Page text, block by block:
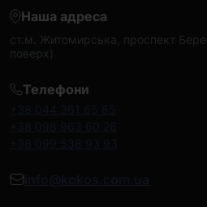
Наша адреса
ст.м. Житомирська, проспект
поверх)
Телефони
+38 044 361 65 85
+38 098 963 60 26
+38 099 538 93 93
info@kokos.com.ua